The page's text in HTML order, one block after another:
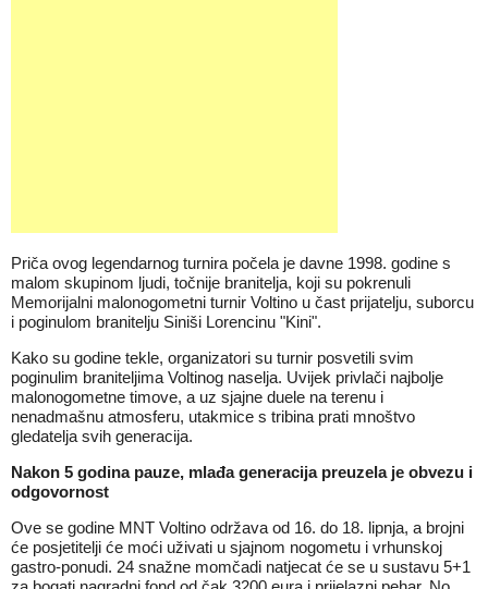
Priča ovog legendarnog turnira počela je davne 1998. godine s
malom skupinom ljudi, točnije branitelja, koji su pokrenuli
Memorijalni malonogometni turnir Voltino u čast prijatelju, suborcu
i poginulom branitelju Siniši Lorencinu "Kini".
Kako su godine tekle, organizatori su turnir posvetili svim
poginulim braniteljima Voltinog naselja. Uvijek privlači najbolje
malonogometne timove, a uz sjajne duele na terenu i
nenadmašnu atmosferu, utakmice s tribina prati mnoštvo
gledatelja svih generacija.
Nakon 5 godina pauze, mlađa generacija preuzela je obvezu i
odgovornost
Ove se godine MNT Voltino održava od 16. do 18. lipnja, a brojni
će posjetitelji će moći uživati u sjajnom nogometu i vrhunskoj
gastro-ponudi. 24 snažne momčadi natjecat će se u sustavu 5+1